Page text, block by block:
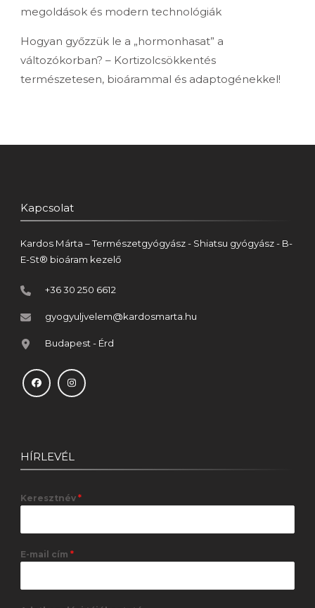
megoldások és modern technológiák
Hogyan győzzük le a „hormonhasat” a
változókorban? – Kortizolcsökkentés
természetesen, bioárammal és adaptogénekkel!
Kapcsolat
Kardos Márta – Természetgyógyász - Shiatsu gyógyász - B-
E-St® bioáram kezelő
+36 30 250 6612
gyogyuljvelem@kardosmarta.hu
Budapest - Érd
HÍRLEVÉL
Keresztnév *
E-mail cím *